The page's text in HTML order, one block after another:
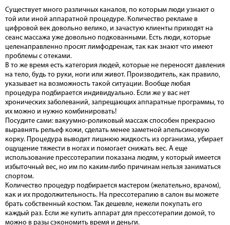
Существует много различных каналов, по которым люди узнают о
той или иной аппаратной процедуре. Количество рекламе в
цифровой век довольно велико, и зачастую клиенты приходят на
сеанс массажа уже довольно подкованными. Есть люди, которые
целенаправленно просят лимфодренаж, так как знают что имеют
проблемы с отеками.
В то же время есть категория людей, которые не переносят давления
на тело, будь то руки, ноги или живот. Производитель, как правило,
указывает на возможность такой ситуации. Вообще любая
процедура подбирается индивидуально. Если же у вас нет
хронических заболеваний, запрещающих аппаратные программы, то
их можно и нужно комбинировать!
Посудите сами: вакуумно-роликовый массаж способен прекрасно
выравнять рельеф кожи, сделать менее заметной апельсиновую
корку. Процедура выводит лишнюю жидкость из организма, убирает
ощущение тяжести в ногах и помогает снижать вес. А еще
использование прессотерапии показана людям, у который имеется
избыточный вес, но им по каким-либо причинам нельзя заниматься
спортом.
Количество процедур подбирается мастером (желательно, врачом),
как и их продолжительность. На прессотерапию в салон вы можете
брать собственный костюм. Так дешевле, нежели покупать его
каждый раз. Если же купить аппарат для прессотерапии домой, то
можно в разы сэкономить время и деньги.